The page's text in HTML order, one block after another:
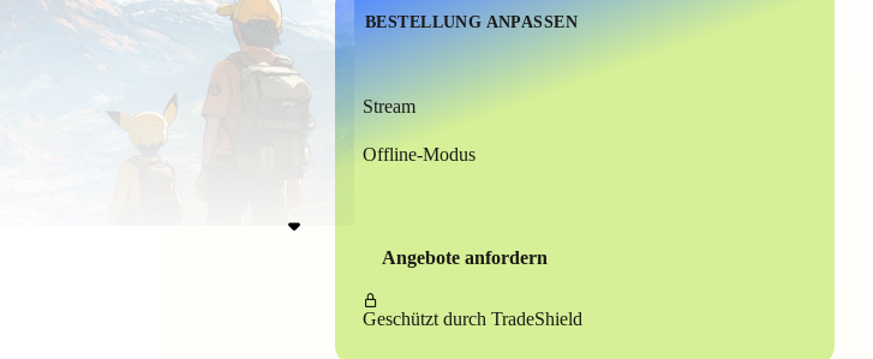
BESTELLUNG ANPASSEN
Stream
Offline-Modus
Angebote anfordern
Geschützt durch TradeShield